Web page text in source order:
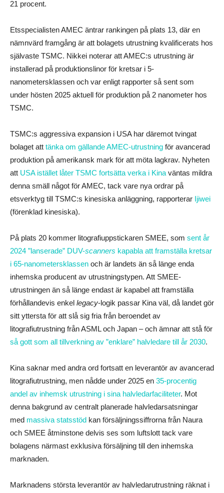
21 procent.
Etsspecialisten AMEC äntrar rankingen på plats 13, där en
nämnvärd framgång är att bolagets utrustning kvalificerats hos
självaste TSMC. Nikkei noterar att AMEC:s utrustning är
installerad på produktionslinor för kretsar i 5-
nanometersklassen och var enligt rapporter så sent som
under hösten 2025 aktuell för produktion på 2 nanometer hos
TSMC.
TSMC:s aggressiva expansion i USA har däremot tvingat
bolaget att tänka om gällande AMEC-utrustning för avancerad
produktion på amerikansk mark för att möta lagkrav. Nyheten
att USA istället låter TSMC fortsätta verka i Kina väntas mildra
denna smäll något för AMEC, tack vare nya ordrar på
etsverktyg till TSMC:s kinesiska anläggning, rapporterar Ijiwei
(förenklad kinesiska).
På plats 20 kommer litografiuppstickaren SMEE, som sent år
2024 ”lanserade” DUV-scanners kapabla att framställa kretsar
i 65-nanometersklassen och är landets än så länge enda
inhemska producent av utrustningstypen. Att SMEE-
utrustningen än så länge endast är kapabel att framställa
förhållandevis enkel legacy-logik passar Kina väl, då landet gör
sitt yttersta för att slå sig fria från beroendet av
litografiutrustning från ASML och Japan – och ämnar att stå för
så gott som all tillverkning av ”enklare” halvledare till år 2030.
Kina saknar med andra ord fortsatt en leverantör av avancerad
litografiutrustning, men nådde under 2025 en 35-procentig
andel av inhemsk utrustning i sina halvledarfaciliteter. Mot
denna bakgrund av centralt planerade halvledarsatsningar
med massiva statsstöd kan försäljningssiffrorna från Naura
och SMEE åtminstone delvis ses som luftslott tack vare
bolagens närmast exklusiva försäljning till den inhemska
marknaden.
Marknadens största leverantör av halvledarutrustning räknat i